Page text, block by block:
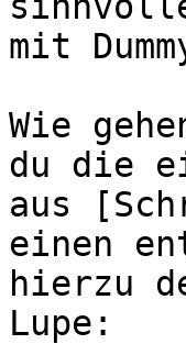
mit
Wie
du die
aus
einen
hierzu
Lupe: